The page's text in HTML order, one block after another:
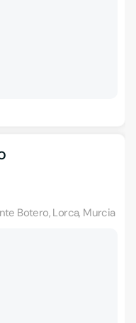
Botero, Lorca, Murcia